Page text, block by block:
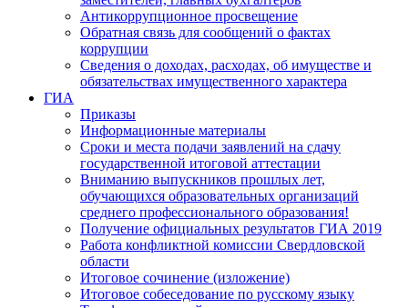
Антикоррупционное просвещение
Обратная связь для сообщений о фактах
коррупции
Сведения о доходах, расходах, об имуществе и
обязательствах имущественного характера
ГИА
Приказы
Информационные материалы
Сроки и места подачи заявлений на сдачу
государственной итоговой аттестации
Вниманию выпускников прошлых лет,
обучающихся образовательных организаций
среднего профессионального образования!
Получение официальных результатов ГИА 2019
Работа конфликтной комиссии Свердловской
области
Итоговое сочинение (изложение)
Итоговое собеседование по русскому языку